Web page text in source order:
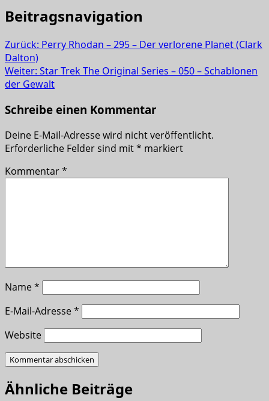
Beitragsnavigation
Zurück: Perry Rhodan – 295 – Der verlorene Planet (Clark
Dalton)
Weiter: Star Trek The Original Series – 050 – Schablonen
der Gewalt
Schreibe einen Kommentar
Deine E-Mail-Adresse wird nicht veröffentlicht.
Erforderliche Felder sind mit* markiert
Kommentar*
Name*
E-Mail-Adresse*
Website
Ähnliche Beiträge